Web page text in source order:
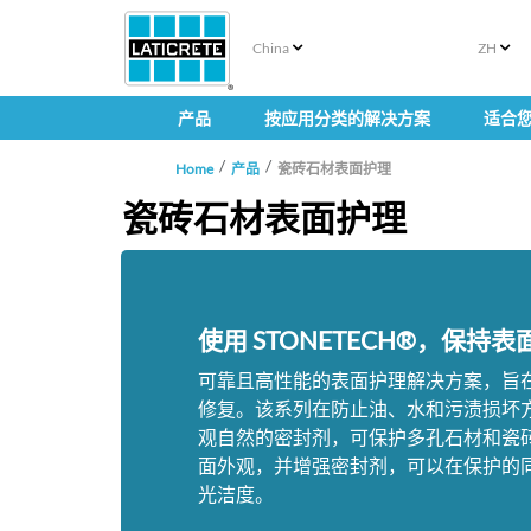
China ZH
产品 按应用分类的解决方案 适合
Home 产品 瓷砖石材表面护理
瓷砖石材表面护理
使用 STONETECH®，保持表
可靠且高性能的表面护理解决方案，旨
修复。该系列在防止油、水和污渍损坏
观自然的密封剂，可保护多孔石材和瓷
面外观，并增强密封剂，可以在保护的
光洁度。